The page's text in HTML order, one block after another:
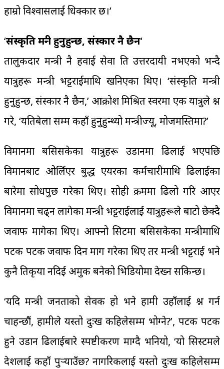
हाम्रो विश्वासलाई धिक्कार छ।’
‘संस्कृति मन्त्री हुनुहुन्छ, संस्कार नै छैन‘
तालुकदार मन्त्री नै हवाई सेवा प्रति उत्तरदायी नभएको भन्दै
यात्रुहरू मन्त्री भट्टराईमाथि खनिएका थिए। ‘संस्कृति मन्त्री
हुनुहुन्छ, संस्कार नै छैन,’ आक्रोश मिश्रित स्वरमा एक यात्रुले प्रश्न
गरे, ‘यतिबेला सम्म कहाँ हुनुहुन्थ्यो मन्त्रीज्यू, मोजमस्तिमा?’
विमानमा बसिसकेका यात्रुहरू उडानमा ढिलाई भएपछि
विमानबाट ओर्लिएर बुद्ध एयरका कर्मचारीमाथि ढिलाईका
बारेमा सोधपुछ गरेका थिए। सोही क्रममा ढिलो गरि आएर
विमानमा चढ्न लागेका मन्त्री भट्टराईलाई यात्रुहरूले बाटो छेक्दै
जवाफ मागेका थिए। आफ्नो सिटमा बसिसकेका मन्त्रीमाथि
पटक पटक जवाफ दिन माग गरेका थिए तर मन्त्री भट्टराई भने
कुनै प्रतिकृया नदिई अमुक बनेको भिडियोमा देख्‍न सकिन्छ।
‘यदि मन्त्री जनताको सेवक हो भने हामी उहाँलाई प्रश्न गर्न
चाहन्छौं, हामीले यस्तो दुःख कहिलेसम्म भोग्ने?’, पटक पटक
हुने उडान ढिलाईबारे स्पष्टीकरण माग्दै भनियो, ‘यो सिस्टमले
देशलाई कहाँ पुर्‍याउँछ? नागरिकलाई यस्तो दुःख कहिलेसम्म